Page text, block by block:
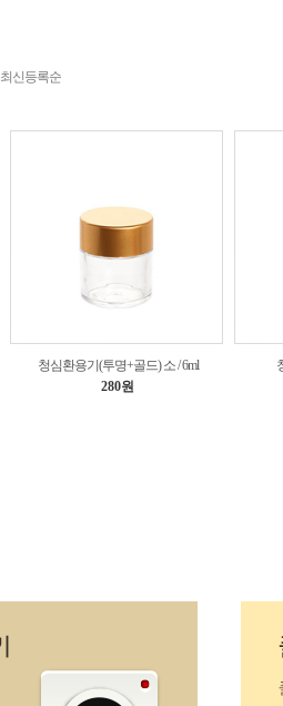
최신등록순
청심환용기(투명+골드) 소 / 6ml
280원